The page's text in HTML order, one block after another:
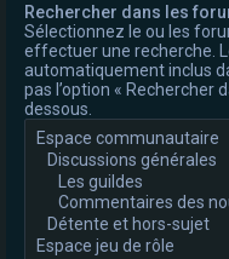
Rechercher dans les
Sélectionnez le ou les
effectuer une recherche.
automatiquement inclus
pas l’option « Rechercher
dessous.